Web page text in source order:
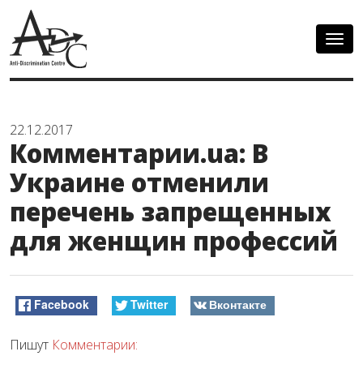
22.12.2017
Комментарии.ua: В
Украине отменили
перечень запрещенных
для женщин профессий
Facebook Twitter Вконтакте
Пишут Комментарии: